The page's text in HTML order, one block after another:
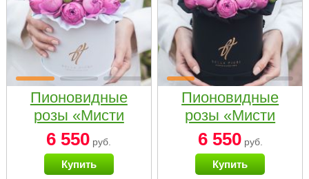
Пионовидные
розы «Мисти
бабблс» в белой
коробке Small
6 550 руб.
Купить
Пионовидные
розы «Мисти
бабблс» в
черной коробке
Small
6 550руб.
Купить